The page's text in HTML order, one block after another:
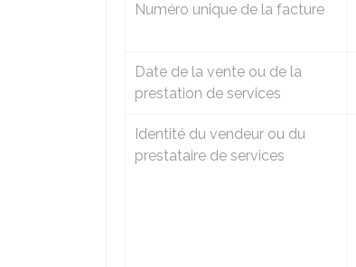
Numéro unique de la facture
Date de la vente ou de la
prestation de services
Identité du vendeur ou du
prestataire de services